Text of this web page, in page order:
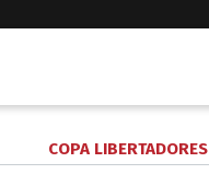
COPA LIBERTADORES